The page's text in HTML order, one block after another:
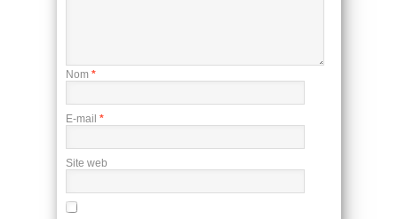
Nom *
E-mail *
Site web